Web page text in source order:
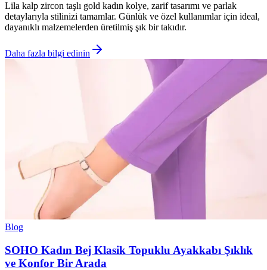
Lila kalp zircon taşlı gold kadın kolye, zarif tasarımı ve parlak
detaylarıyla stilinizi tamamlar. Günlük ve özel kullanımlar için ideal,
dayanıklı malzemelerden üretilmiş şık bir takıdır.
Daha fazla bilgi edinin
Blog
SOHO Kadın Bej Klasik Topuklu Ayakkabı Şıklık
ve Konfor Bir Arada